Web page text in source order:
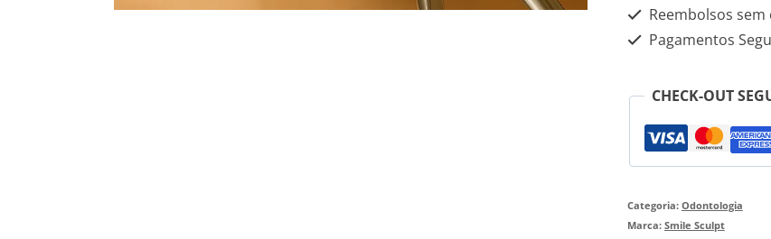
Reembolsos
Pagamentos
CHECK-OUT
Categoria: Odontologia
Marca: Smile Sculpt